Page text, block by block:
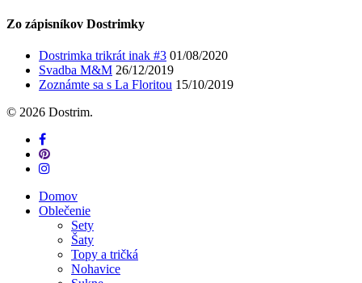
Zo zápisníkov Dostrimky
Dostrimka trikrát inak #3 01/08/2020
Svadba M&M 26/12/2019
Zoznámte sa s La Floritou 15/10/2019
© 2026 Dostrim.
facebook
pinterest
instagram
Close
Menu
Domov
Oblečenie
Sety
Šaty
Topy a tričká
Nohavice